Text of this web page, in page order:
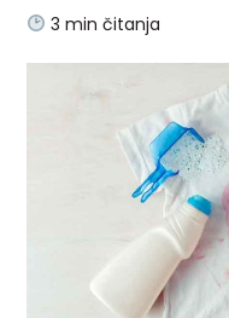
3 min čitanja